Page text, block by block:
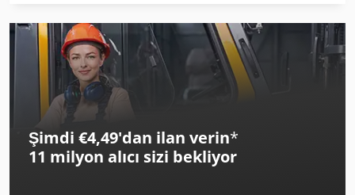
Linde A
Linde L 10
Linde L 12
Linde M25
Manitou M 30-4
Şimdi €4,49'dan ilan verin*
11 milyon alıcı sizi bekliyor